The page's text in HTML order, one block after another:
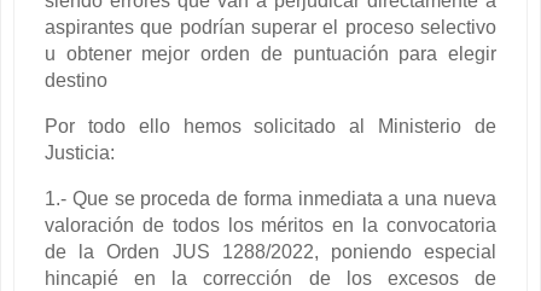
aspirantes que podrían superar el proceso selectivo
u obtener mejor orden de puntuación para elegir
destino
Por todo ello hemos solicitado al Ministerio de
Justicia:
1.- Que se proceda de forma inmediata a una nueva
valoración de todos los méritos en la convocatoria
de la Orden JUS 1288/2022, poniendo especial
hincapié en la corrección de los excesos de